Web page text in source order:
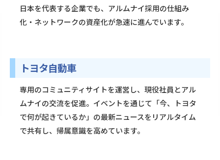
日本を代表する企業でも、アルムナイ採用の仕組み
化・ネットワークの資産化が急速に進んでいます。
トヨタ自動車
専用のコミュニティサイトを運営し、現役社員とアル
ムナイの交流を促進。イベントを通じて「今、トヨタ
で何が起きているか」の最新ニュースをリアルタイム
で共有し、帰属意識を高めています。